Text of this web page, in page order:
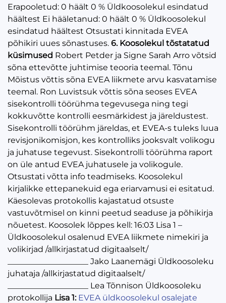
Erapooletud: 0 häält 0 % Üldkoosolekul esindatud
häältest Ei hääletanud: 0 häält 0 % Üldkoosolekul
esindatud häältest Otsustati kinnitada EVEA
põhikiri uues sõnastuses. 6. Koosolekul tõstatatud
küsimused Robert Petder ja Signe Sarah Arro võtsid
sõna ettevõtte juhtimise teooria teemal. Tõnu
Mõistus võttis sõna EVEA liikmete arvu kasvatamise
teemal. Ron Luvistsuk võttis sõna seoses EVEA
sisekontrolli töörühma tegevusega ning tegi
kokkuvõtte kontrolli eesmärkidest ja järeldustest.
Sisekontrolli töörühm järeldas, et EVEA-s tuleks luua
revisjonikomisjon, kes kontrolliks jooksvalt volikogu
ja juhatuse tegevust. Sisekontrolli töörühma raport
on üle antud EVEA juhatusele ja volikogule.
Otsustati võtta info teadmiseks. Koosolekul
kirjalikke ettepanekuid ega eriarvamusi ei esitatud.
Käesolevas protokollis kajastatud otsuste
vastuvõtmisel on kinni peetud seaduse ja põhikirja
nõuetest. Koosolek lõppes kell: 16:03 Lisa 1 –
Üldkoosolekul osalenud EVEA liikmete nimekiri ja
volikirjad /allkirjastatud digitaalselt/
____________________ Jako Laanemägi Üldkoosoleku
juhataja /allkirjastatud digitaalselt/
____________________ Lea Tõnnison Üldkoosoleku
protokollija Lisa 1: EVEA üldkoosolekul osalejate